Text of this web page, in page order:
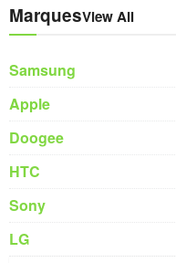
MarquesView All
Samsung
Apple
Doogee
HTC
Sony
LG